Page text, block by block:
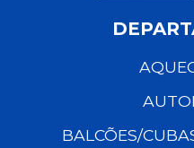
BALCÕES/